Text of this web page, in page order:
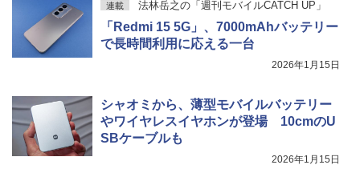
連載 法林岳之の「週刊モバイルCATCH UP」
「Redmi 15 5G」、7000mAhバッテリー
で長時間利用に応える一台
2026年1月15日
シャオミから、薄型モバイルバッテリー
やワイヤレスイヤホンが登場 10cmのU
SBケーブルも
2026年1月15日